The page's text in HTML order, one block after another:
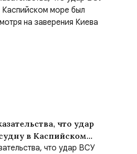
что удар
в Каспийском
несмотря на
что удар ВСУ